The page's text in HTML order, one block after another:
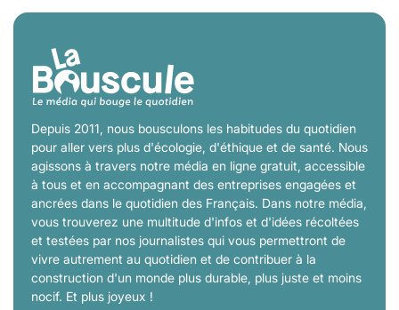
Depuis 2011, nous bousculons les habitudes du quotidien
pour aller vers plus d'écologie, d'éthique et de santé. Nous
agissons à travers notre média en ligne gratuit, accessible
à tous et en accompagnant des entreprises engagées et
ancrées dans le quotidien des Français. Dans notre média,
vous trouverez une multitude d'infos et d'idées récoltées
et testées par nos journalistes qui vous permettront de
vivre autrement au quotidien et de contribuer à la
construction d'un monde plus durable, plus juste et moins
nocif. Et plus joyeux !